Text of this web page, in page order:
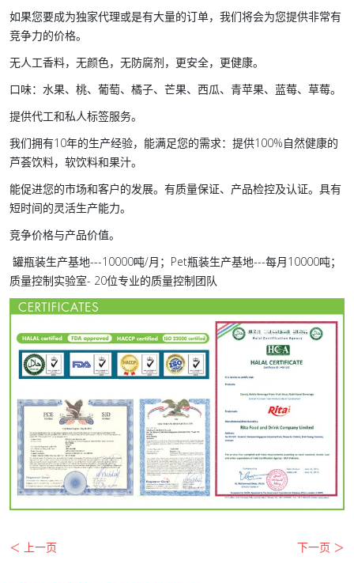
如果您要成为独家代理或是有大量的订单，我们将会为您提供非常有
竞争力的价格。
无人工香料，无颜色，无防腐剂，更安全，更健康。
口味：水果、桃、葡萄、橘子、芒果、西瓜、青苹果、蓝莓、草莓。
提供代工和私人标签服务。
我们拥有10年的生产经验，能满足您的需求：提供100%自然健康的
芦荟饮料，软饮料和果汁。
能促进您的市场和客户的发展。有质量保证、产品检控及认证。具有
短时间的灵活生产能力。
竞争价格与产品价值。
罐瓶装生产基地---10000吨/月；Pet瓶装生产基地---每月10000吨；
质量控制实验室- 20位专业的质量控制团队
＜ 上一页 下一页 ＞